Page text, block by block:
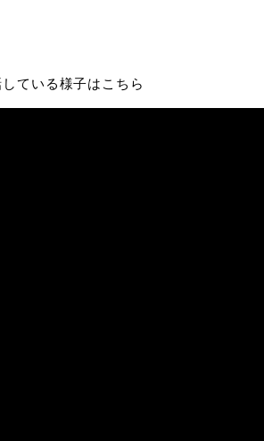
ている様子はこちら